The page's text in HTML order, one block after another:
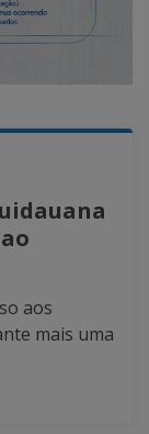
aos
mais uma